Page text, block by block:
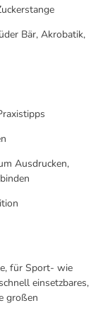
Bär, Akrobatik,
Ausdrucken,
für Sport- wie
einsetzbares,
großen